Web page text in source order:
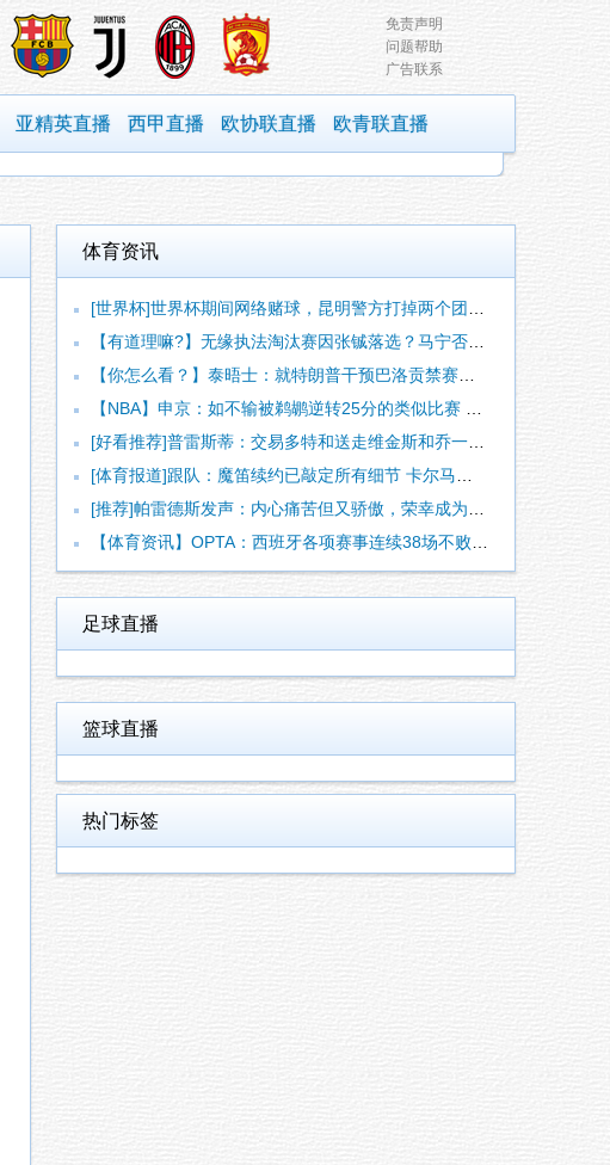
免责声明
问题帮助
广告联系
亚精英直播 西甲直播 欧协联直播 欧青联直播
体育资讯
[世界杯]世界杯期间网络赌球，昆明警方打掉两个团伙抓获42人
【有道理嘛?】无缘执法淘汰赛因张铖落选？马宁否认：我特别清楚
【你怎么看？】泰晤士：就特朗普干预巴洛贡禁赛一事，挪威足协准
【NBA】申京：如不输被鹈鹕逆转25分的类似比赛 我们能拿下
[好看推荐]普雷斯蒂：交易多特和送走维金斯和乔一样 都是出于
[体育报道]跟队：魔笛续约已敲定所有细节 卡尔马达+科莫托也
[推荐]帕雷德斯发声：内心痛苦但又骄傲，荣幸成为历史最佳阿根
【体育资讯】OPTA：西班牙各项赛事连续38场不败，世界杯夺
足球直播
篮球直播
热门标签